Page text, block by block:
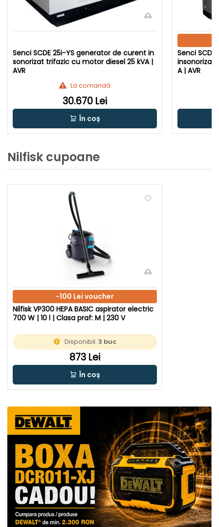
Senci SCDE 25i-YS generator de curent in
sonorizat trifazic cu motor diesel 25 kVA |
AVR
La comandă
30.670 Lei
În coș
Senci
insonorizat
A | AVR
Nilfisk cupoane
-100 Lei voucher
Nilfisk VP300 HEPA BASIC aspirator electric
700 W | 10 l | Clasa praf: M | 230 V
Disponibil:3 buc
873 Lei
În coș